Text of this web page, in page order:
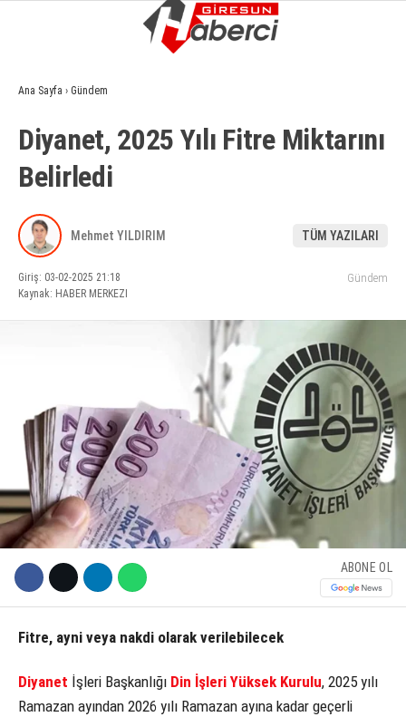
WhatsApp İhbar Hattı
Facebook
Youtube
GÜNDEM
EKONOMI
SIYASET
ASAYIŞ
SPOR
SAĞLIK
KÜLTÜR SANAT
SERVISLER
Ana Sayfa › Gündem
Diyanet, 2025 Yılı Fitre Miktarını
Belirledi
Mehmet YILDIRIM TÜM YAZILARI
Giriş: 03-02-2025 21:18
Kaynak: HABER MERKEZI
Gündem
ABONE OL
Fitre, ayni veya nakdi olarak verilebilecek
Diyanet İşleri Başkanlığı Din İşleri Yüksek Kurulu, 2025 yılı
Ramazan ayından 2026 yılı Ramazan ayına kadar geçerli